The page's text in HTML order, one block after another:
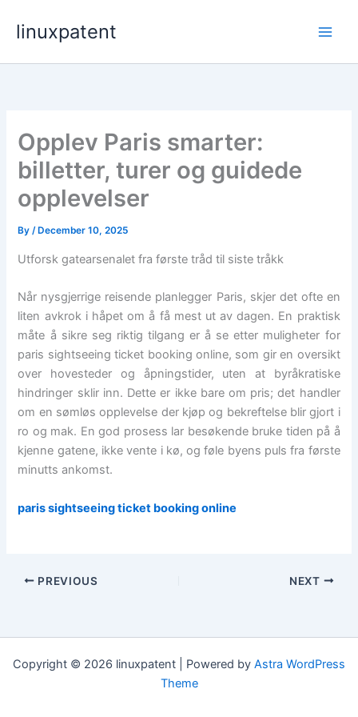
linuxpatent
Opplev Paris smarter:
billetter, turer og guidede
opplevelser
By/ December 10, 2025
Utforsk gatearsenalet fra første tråd til siste tråkk
Når nysgjerrige reisende planlegger Paris, skjer det ofte en
liten avkrok i håpet om å få mest ut av dagen. En praktisk
måte å sikre seg riktig tilgang er å se etter muligheter for
paris sightseeing ticket booking online, som gir en oversikt
over hovesteder og åpningstider, uten at byråkratiske
hindringer sklir inn. Dette er ikke bare om pris; det handler
om en sømløs opplevelse der kjøp og bekreftelse blir gjort i
ro og mak. En god prosess lar besøkende bruke tiden på å
kjenne gatene, ikke vente i kø, og føle byens puls fra første
minutts ankomst.
paris sightseeing ticket booking online
PREVIOUS NEXT
Copyright © 2026 linuxpatent | Powered by Astra WordPress
Theme